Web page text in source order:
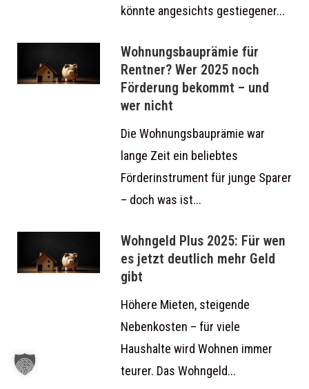
könnte angesichts gestiegener...
Wohnungsbauprämie für
Rentner? Wer 2025 noch
Förderung bekommt – und
wer nicht
Die Wohnungsbauprämie war
lange Zeit ein beliebtes
Förderinstrument für junge Sparer
– doch was ist...
Wohngeld Plus 2025: Für wen
es jetzt deutlich mehr Geld
gibt
Höhere Mieten, steigende
Nebenkosten – für viele
Haushalte wird Wohnen immer
teurer. Das Wohngeld...